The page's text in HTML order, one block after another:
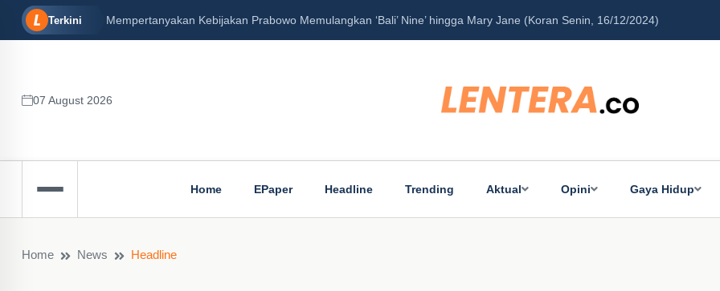
Terkini Mempertanyakan Kebijakan Prabowo Memulangkan ‘Bali’ Nine’ hingga Mary Jane (Koran Senin, 16/12/2024)
07 August 2026
Home EPaper Headline Trending Aktual Opini Gaya Hidup
Home News Headline